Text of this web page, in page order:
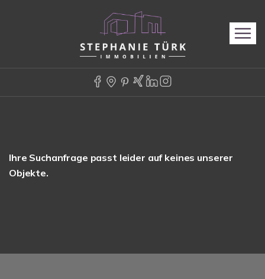
Ihre Suchanfrage passt leider auf keines unserer
Objekte.